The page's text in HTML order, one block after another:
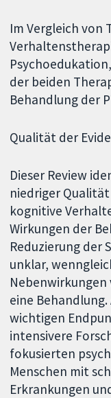
Im Vergleich von
der beiden
Behandlung der
Qualität der
Dieser Review
niedriger
kognitive
Wirkungen der
Reduzierung der
unklar,
Nebenwirkungen
eine
wichtigen
intensivere
fokusierten
Menschen mit
Erkrankungen